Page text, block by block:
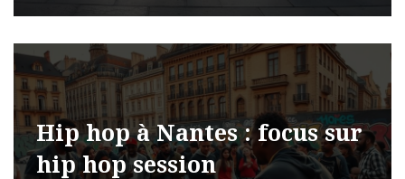
Hip hop à Nantes : focus sur
hip hop session